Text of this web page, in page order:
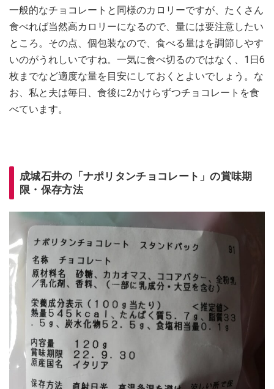
一般的なチョコレートと同様のカロリーですが、たくさん
食べれば当然高カロリーになるので、量には要注意したい
ところ。その点、個包装なので、食べる量はを調節しやす
いのがうれしいですね。一気に食べ切るのではなく、1日6
枚までなど適度な量を目安にしておくとよいでしょう。な
お、私と夫は毎日、食後に2かけらずつチョコレートを食
べています。
成城石井の「ナポリタンチョコレート」の賞味期
限・保存方法